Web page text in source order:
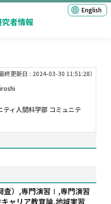
者情報
English
最終更新日 : 2024-03-30 11:51:28）
ティ人間科学部 コミュニテ
査）,専門演習Ⅰ,専門演習
ャリア教育論,地域実習